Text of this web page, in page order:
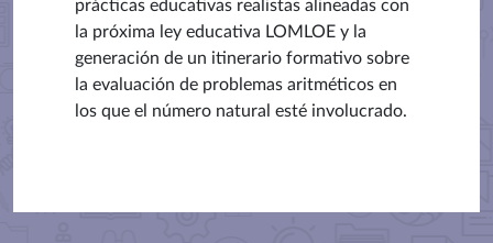
prácticas educativas realistas alineadas con
la próxima ley educativa LOMLOE y la
generación de un itinerario formativo sobre
la evaluación de problemas aritméticos en
los que el número natural esté involucrado.